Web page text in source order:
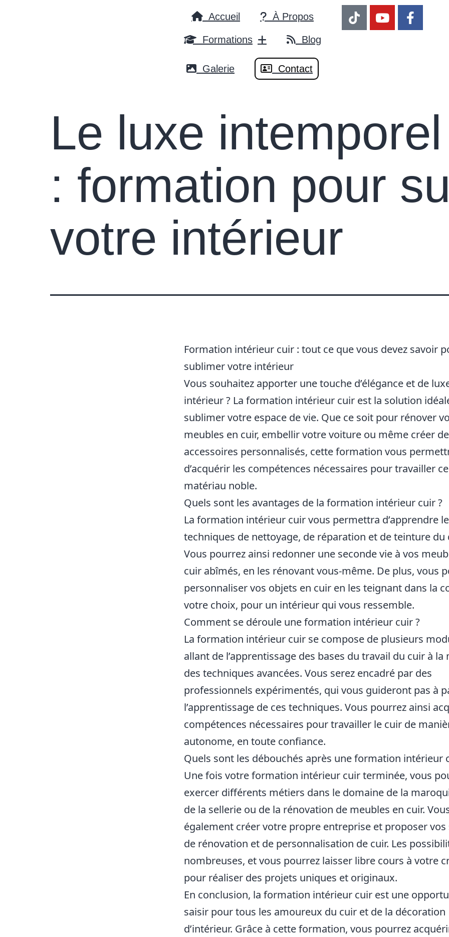
Accueil À Propos
Formations Blog
Galerie Contact
Le luxe
: formation pour
votre intérieur
Formation intérieur cuir : tout ce que vous devez savoir
sublimer votre intérieur
Vous souhaitez apporter une touche d’élégance et de
intérieur ? La formation intérieur cuir est la solution
sublimer votre espace de vie. Que ce soit pour rénover
meubles en cuir, embellir votre voiture ou même créer
accessoires personnalisés, cette formation vous
d’acquérir les compétences nécessaires pour travailler ce
matériau noble.
Quels sont les avantages de la formation intérieur cuir ?
La formation intérieur cuir vous permettra d’apprendre
techniques de nettoyage, de réparation et de teinture du
Vous pourrez ainsi redonner une seconde vie à vos
cuir abîmés, en les rénovant vous-même. De plus, vous
personnaliser vos objets en cuir en les teignant dans la
votre choix, pour un intérieur qui vous ressemble.
Comment se déroule une formation intérieur cuir ?
La formation intérieur cuir se compose de plusieurs
allant de l’apprentissage des bases du travail du cuir à la
des techniques avancées. Vous serez encadré par des
professionnels expérimentés, qui vous guideront pas à
l’apprentissage de ces techniques. Vous pourrez ainsi
compétences nécessaires pour travailler le cuir de
autonome, en toute confiance.
Quels sont les débouchés après une formation intérieur
Une fois votre formation intérieur cuir terminée, vous
exercer différents métiers dans le domaine de la
de la sellerie ou de la rénovation de meubles en cuir.
également créer votre propre entreprise et proposer vos
de rénovation et de personnalisation de cuir. Les
nombreuses, et vous pourrez laisser libre cours à votre
pour réaliser des projets uniques et originaux.
En conclusion, la formation intérieur cuir est une
saisir pour tous les amoureux du cuir et de la décoration
d’intérieur. Grâce à cette formation, vous pourrez